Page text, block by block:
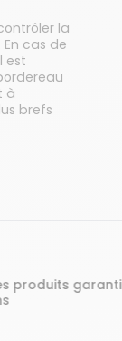
la
cas de
est
à
brefs
garantis 2